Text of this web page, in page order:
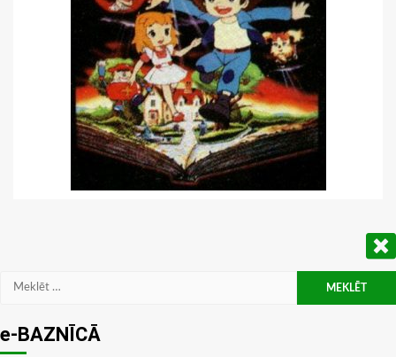
Meklēt:
e-BAZNĪCĀ